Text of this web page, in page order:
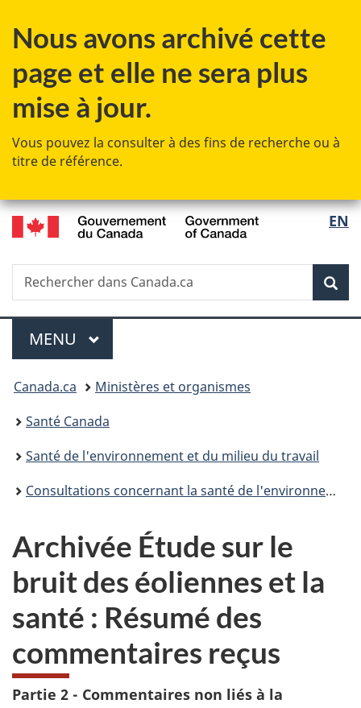
au
principal
à
Au
»
à
version
Nous avons archivé cette
page et elle ne sera plus
mise à jour.
Vous pouvez la consulter à des fins de recherche ou à
titre de référence.
de
la
EN
Recherche
Rechercher
dans
Menu
MENU PRINCIPAL
Vous
êtes
ici :
Canada.ca
Ministères et organismes
Santé Canada
Santé de l'environnement et du milieu du travail
Consultations concernant la santé de l'environnement et du milieu de travail
Archivée Étude sur le
bruit des éoliennes et la
santé : Résumé des
commentaires reçus
Partie 2 - Commentaires non liés à la